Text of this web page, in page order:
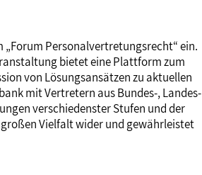
„Forum Personalvertretungsrecht“ ein.
bietet eine Plattform zum
von Lösungsansätzen zu aktuellen
mit Vertretern aus Bundes-, Landes-
verschiedenster Stufen und der
Vielfalt wider und gewährleistet